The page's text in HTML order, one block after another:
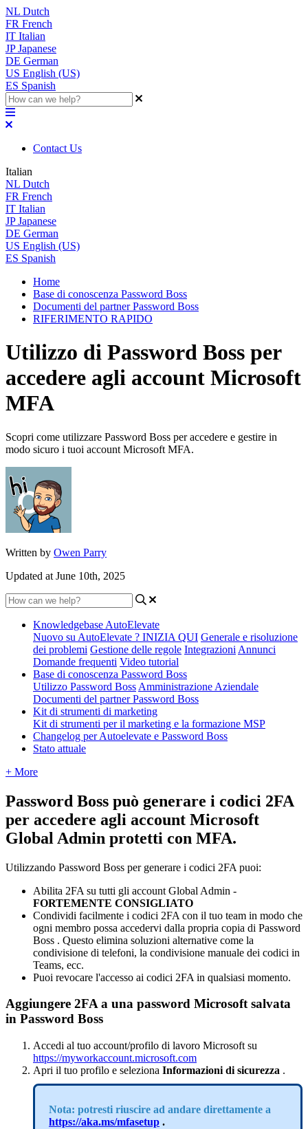
NL Dutch
FR French
IT Italian
JP Japanese
DE German
US English (US)
ES Spanish
Contact Us
Italian
NL Dutch
FR French
IT Italian
JP Japanese
DE German
US English (US)
ES Spanish
Home
Base di conoscenza Password Boss
Documenti del partner Password Boss
RIFERIMENTO RAPIDO
Utilizzo di Password Boss per
accedere agli account Microsoft
MFA
Scopri come utilizzare Password Boss per accedere e gestire in
modo sicuro i tuoi account Microsoft MFA.
Written by Owen Parry
Updated at June 10th, 2025
Knowledgebase AutoElevate
Nuovo su AutoElevate ? INIZIA QUI Generale e risoluzione
dei problemi Gestione delle regole Integrazioni Annunci
Domande frequenti Video tutorial
Base di conoscenza Password Boss
Utilizzo Password Boss Amministrazione Aziendale
Documenti del partner Password Boss
Kit di strumenti di marketing
Kit di strumenti per il marketing e la formazione MSP
Changelog per Autoelevate e Password Boss
Stato attuale
+ More
Password Boss può generare i codici 2FA
per accedere agli account Microsoft
Global Admin protetti con MFA.
Utilizzando Password Boss per generare i codici 2FA puoi:
Abilita 2FA su tutti gli account Global Admin -
FORTEMENTE CONSIGLIATO
Condividi facilmente i codici 2FA con il tuo team in modo che
ogni membro possa accedervi dalla propria copia di Password
Boss . Questo elimina soluzioni alternative come la
condivisione di telefoni, la condivisione manuale dei codici in
Teams, ecc.
Puoi revocare l'accesso ai codici 2FA in qualsiasi momento.
Aggiungere 2FA a una password Microsoft salvata
in Password Boss
Accedi al tuo account/profilo di lavoro Microsoft su
https://myworkaccount.microsoft.com
Apri il tuo profilo e seleziona Informazioni di sicurezza .
Nota: potresti riuscire ad andare direttamente a
https://aka.ms/mfasetup .